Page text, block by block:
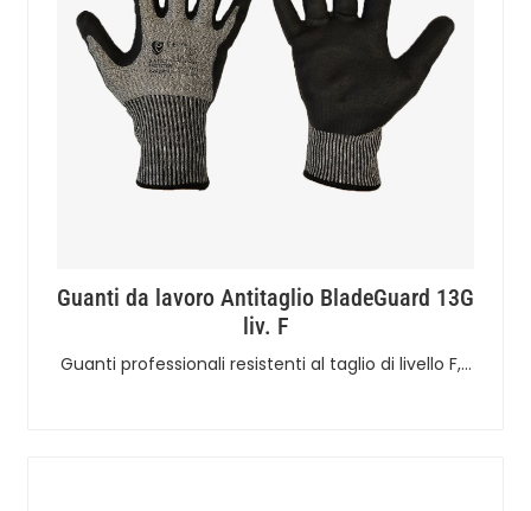
Guanti da lavoro Antitaglio BladeGuard 13G
liv. F
Guanti professionali resistenti al taglio di livello F,…